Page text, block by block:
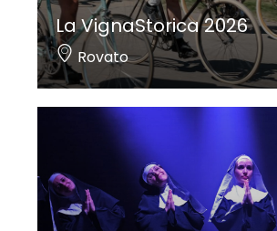
La VignaStorica 2026
Rovato